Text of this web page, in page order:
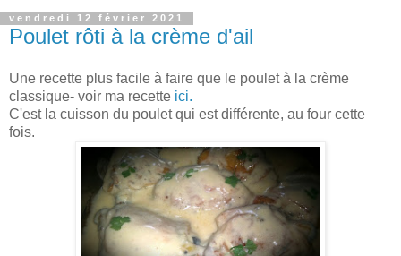
vendredi 12 février 2021
Poulet rôti à la crème d'ail
Une recette plus facile à faire que le poulet à la crème
classique- voir ma recette ici.
C'est la cuisson du poulet qui est différente, au four cette
fois.